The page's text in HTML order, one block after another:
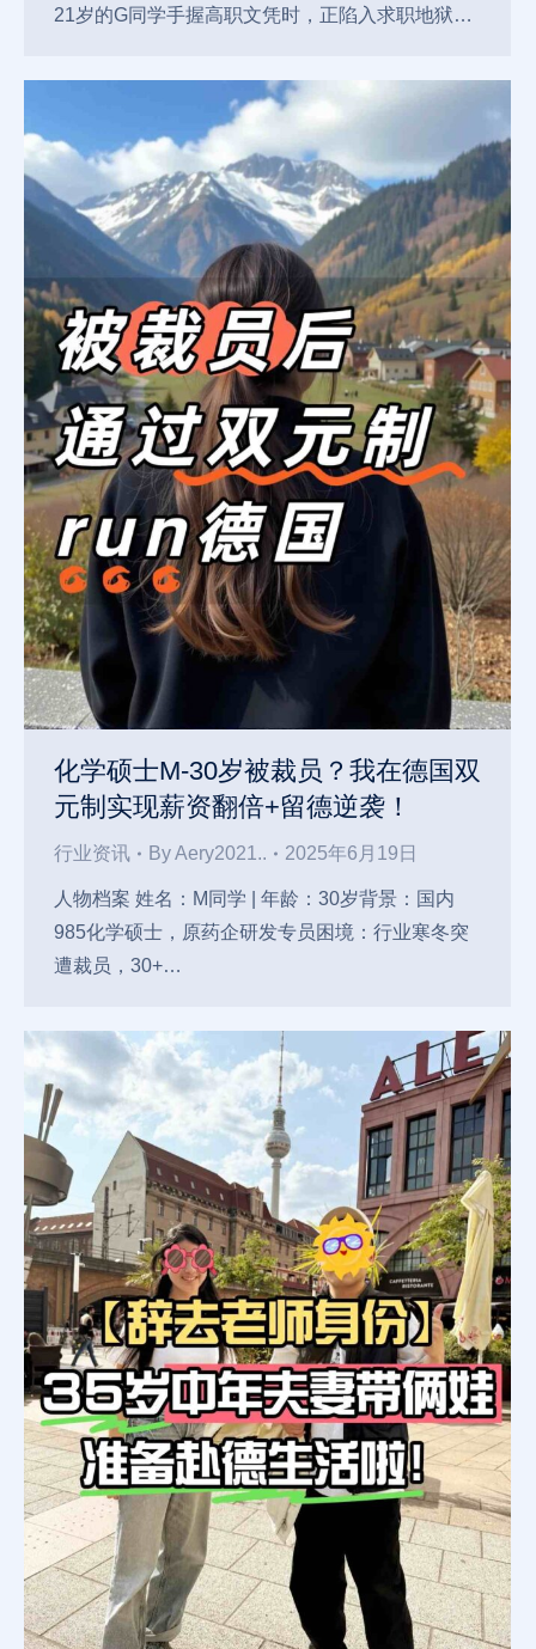
21岁的G同学手握高职文凭时，正陷入求职地狱…
化学硕士M-30岁被裁员？我在德国双
元制实现薪资翻倍+留德逆袭！
行业资讯 ByAery2021.. 2025年6月19日
人物档案 姓名：M同学 | 年龄：30岁背景：国内
985化学硕士，原药企研发专员困境：行业寒冬突
遭裁员，30+…